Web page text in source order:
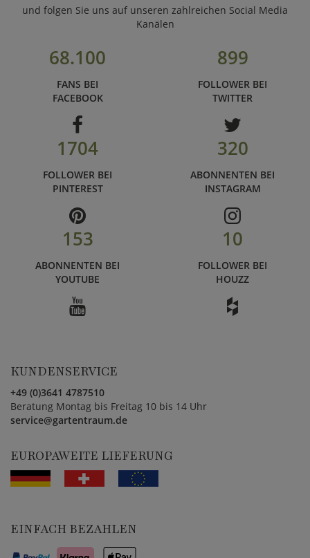
und folgen Sie uns auf unseren zahlreichen Social Media
Kanälen
68.100
FANS BEI
FACEBOOK
899
FOLLOWER BEI
TWITTER
1704
FOLLOWER BEI
PINTEREST
320
ABONNENTEN BEI
INSTAGRAM
153
ABONNENTEN BEI
YOUTUBE
10
FOLLOWER BEI
HOUZZ
KUNDENSERVICE
+49 (0)3641 4787510
Beratung Montag bis Freitag 10 bis 14 Uhr
service@gartentraum.de
EUROPAWEITE LIEFERUNG
EINFACH BEZAHLEN